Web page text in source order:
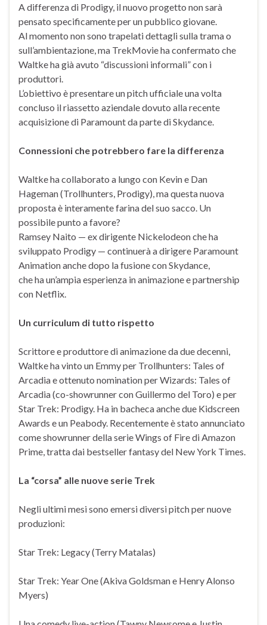
A differenza di Prodigy, il nuovo progetto non sarà
pensato specificamente per un pubblico giovane.
Al momento non sono trapelati dettagli sulla trama o
sull’ambientazione, ma TrekMovie ha confermato che
Waltke ha già avuto “discussioni informali” con i
produttori.
L’obiettivo è presentare un pitch ufficiale una volta
concluso il riassetto aziendale dovuto alla recente
acquisizione di Paramount da parte di Skydance.
Connessioni che potrebbero fare la differenza
Waltke ha collaborato a lungo con Kevin e Dan
Hageman (Trollhunters, Prodigy), ma questa nuova
proposta è interamente farina del suo sacco. Un
possibile punto a favore?
Ramsey Naito — ex dirigente Nickelodeon che ha
sviluppato Prodigy — continuerà a dirigere Paramount
Animation anche dopo la fusione con Skydance,
che ha un’ampia esperienza in animazione e partnership
con Netflix.
Un curriculum di tutto rispetto
Scrittore e produttore di animazione da due decenni,
Waltke ha vinto un Emmy per Trollhunters: Tales of
Arcadia e ottenuto nomination per Wizards: Tales of
Arcadia (co-showrunner con Guillermo del Toro) e per
Star Trek: Prodigy. Ha in bacheca anche due Kidscreen
Awards e un Peabody. Recentemente è stato annunciato
come showrunner della serie Wings of Fire di Amazon
Prime, tratta dai bestseller fantasy del New York Times.
La “corsa” alle nuove serie Trek
Negli ultimi mesi sono emersi diversi pitch per nuove
produzioni:
Star Trek: Legacy (Terry Matalas)
Star Trek: Year One (Akiva Goldsman e Henry Alonso
Myers)